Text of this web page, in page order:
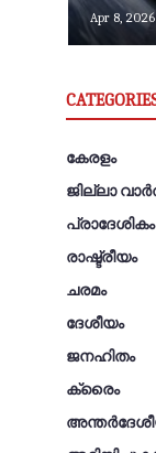
Apr 8, 2026
കേരളം
ജില്ലാ
പ്രാദേശികം
രാഷ്ട്രീയം
ചരമം
ദേശീയം
ജനഹിതം
ക്രൈം